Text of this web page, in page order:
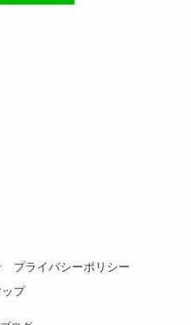
プライバシーポリシー
プ